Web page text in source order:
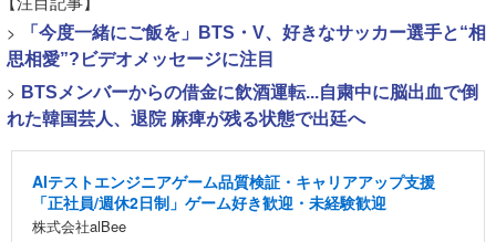
>
「今度一緒にご飯を」BTS・V、好きなサッカー選手と“相
思相愛”?ビデオメッセージに注目
> BTSメンバーからの借金に飲酒運転...自粛中に脳出血で倒
れた韓国芸人、退院 麻痺が残る状態で出廷へ
AIテストエンジニアゲーム品質検証・キャリアアップ支援
「正社員/週休2日制」ゲーム好き歓迎・未経験歓迎
株式会社alBee